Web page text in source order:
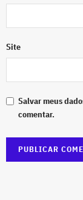
Site
Salvar meus
comentar.